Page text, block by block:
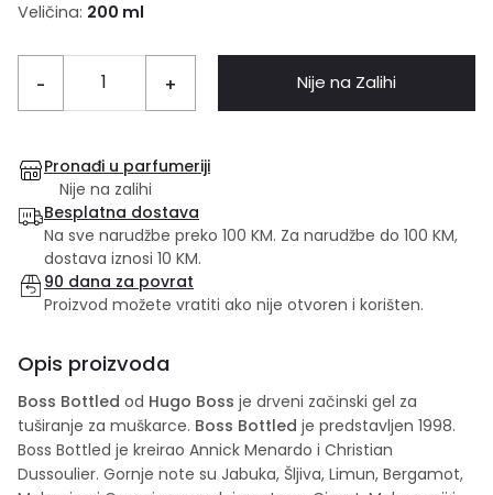
Veličina: 200 ml
- + Nije na Zalihi
Pronađi u parfumeriji
Nije na zalihi
Besplatna dostava
Na sve narudžbe preko 100 KM. Za narudžbe do 100 KM,
dostava iznosi 10 KM.
90 dana za povrat
Proizvod možete vratiti ako nije otvoren i korišten.
Opis proizvoda
Boss Bottled od Hugo Boss je drveni začinski gel za
tuširanje za muškarce. Boss Bottled je predstavljen 1998.
Boss Bottled je kreirao Annick Menardo i Christian
Dussoulier. Gornje note su Jabuka, Šljiva, Limun, Bergamot,